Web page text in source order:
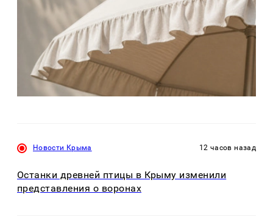
Новости Крыма 12 часов назад
Останки древней птицы в Крыму изменили
представления о воронах